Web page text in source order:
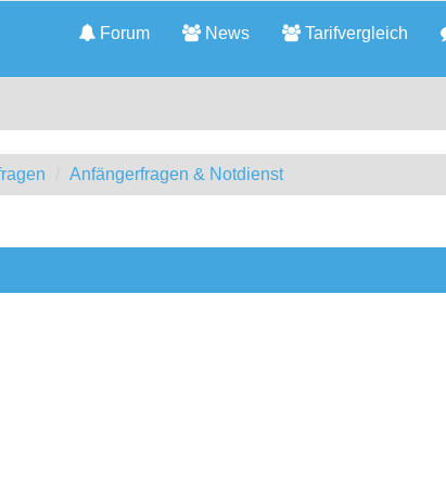
Forum News Tarifvergleich
Anfängerfragen & Notdienst